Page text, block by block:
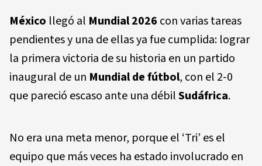
México llegó al Mundial 2026 con varias tareas
pendientes y una de ellas ya fue cumplida: lograr
la primera victoria de su historia en un partido
inaugural de un Mundial de fútbol, con el 2-0
que pareció escaso ante una débilSudáfrica.
No era una meta menor, porque el ‘Tri’ es el
equipo que más veces ha estado involucrado en